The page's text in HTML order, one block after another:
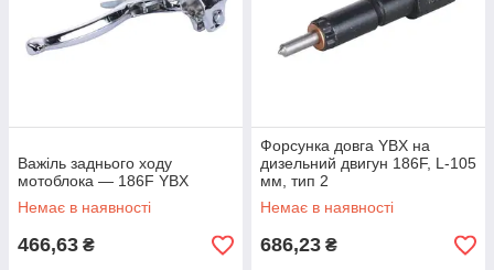
Важіль заднього ходу
мотоблока — 186F YBX
Немає в наявності
466,63 ₴
Форсунка довга YBX на
дизельний двигун 186F, L-105
мм, тип 2
Немає в наявності
686,23 ₴